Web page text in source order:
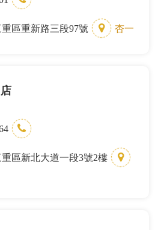
區重新路三段97號 杏一
重區新北大道一段3號2樓